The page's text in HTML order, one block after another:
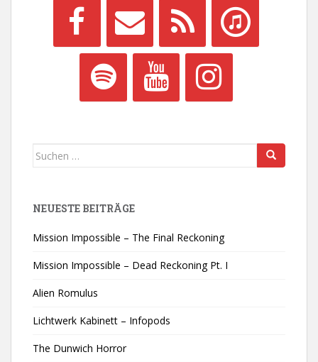
Suchen
NEUESTE BEITRÄGE
Mission Impossible – The Final Reckoning
Mission Impossible – Dead Reckoning Pt. I
Alien Romulus
Lichtwerk Kabinett – Infopods
The Dunwich Horror